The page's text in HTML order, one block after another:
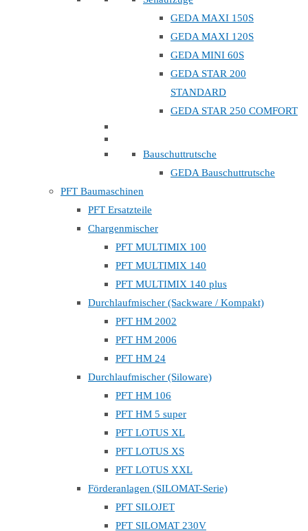
GEDA MAXI 150S
GEDA MAXI 120S
GEDA MINI 60S
GEDA STAR 200
STANDARD
GEDA STAR 250 COMFORT
Bauschuttrutsche
GEDA Bauschuttrutsche
PFT Baumaschinen
PFT Ersatzteile
Chargenmischer
PFT MULTIMIX 100
PFT MULTIMIX 140
PFT MULTIMIX 140 plus
Durchlaufmischer (Sackware / Kompakt)
PFT HM 2002
PFT HM 2006
PFT HM 24
Durchlaufmischer (Siloware)
PFT HM 106
PFT HM 5 super
PFT LOTUS XL
PFT LOTUS XS
PFT LOTUS XXL
Förderanlagen (SILOMAT-Serie)
PFT SILOJET
PFT SILOMAT 230V